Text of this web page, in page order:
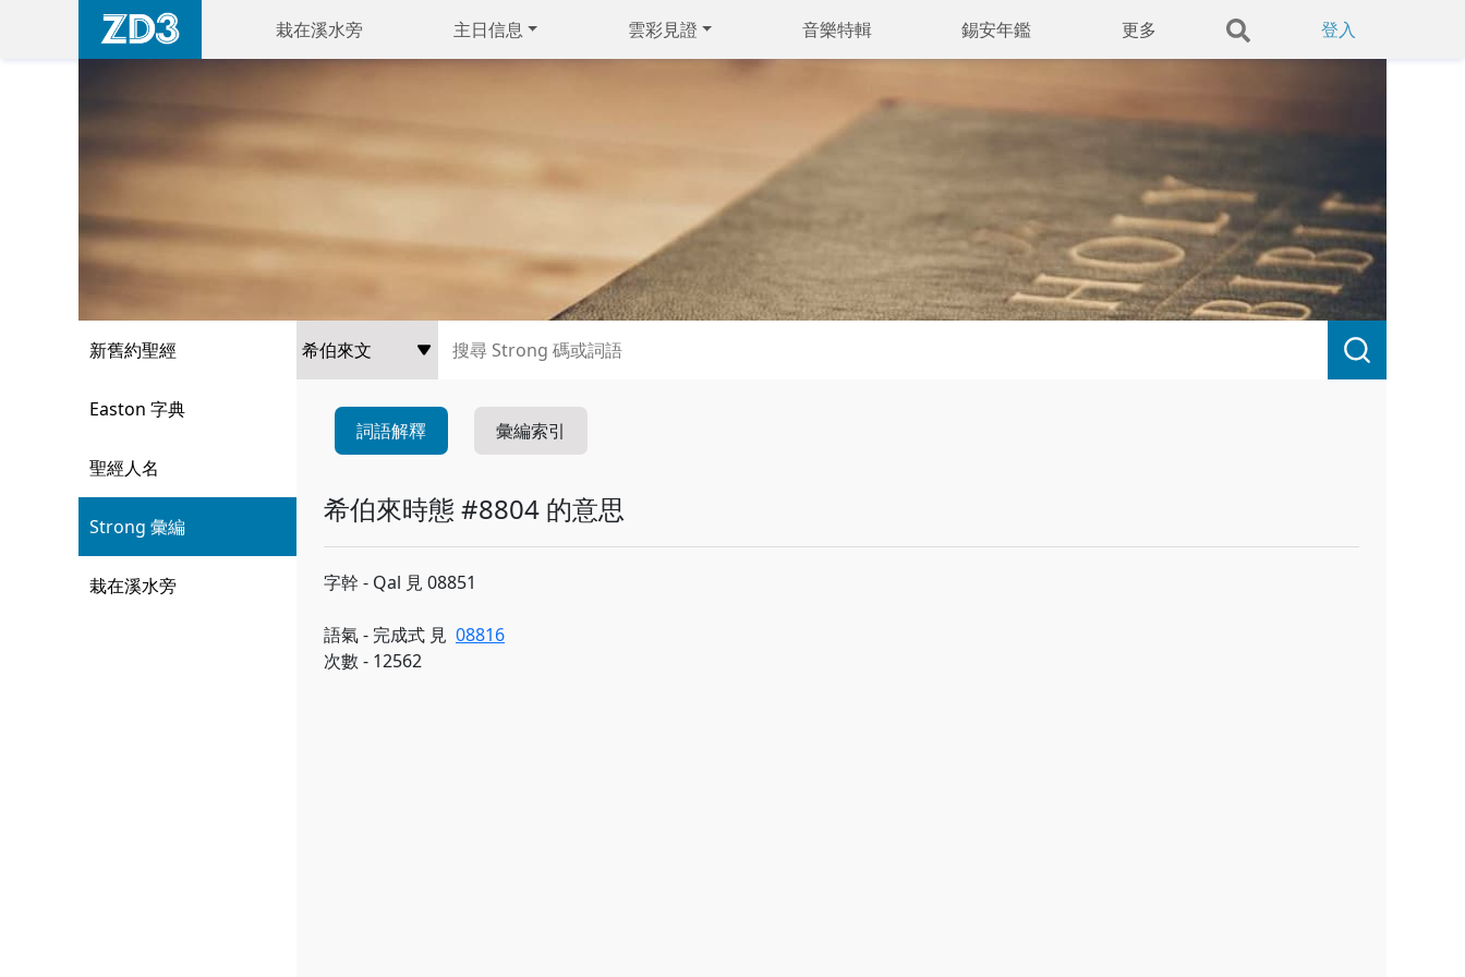
栽在溪水旁 主日信息 雲彩見證 音樂特輯 錫安年鑑 更多 登入
新舊約聖經
Easton 字典
聖經人名
Strong 彙編
栽在溪水旁
詞語解釋 彙編索引
希伯來時態 #8804 的意思
字幹 - Qal 見 08851
語氣 - 完成式 見 08816
次數 - 12562